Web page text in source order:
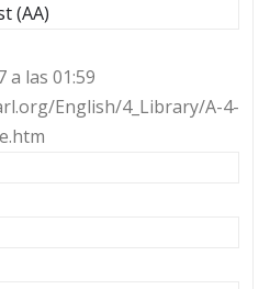
(AA)
a las 01:59
English/4_Library/A-4-